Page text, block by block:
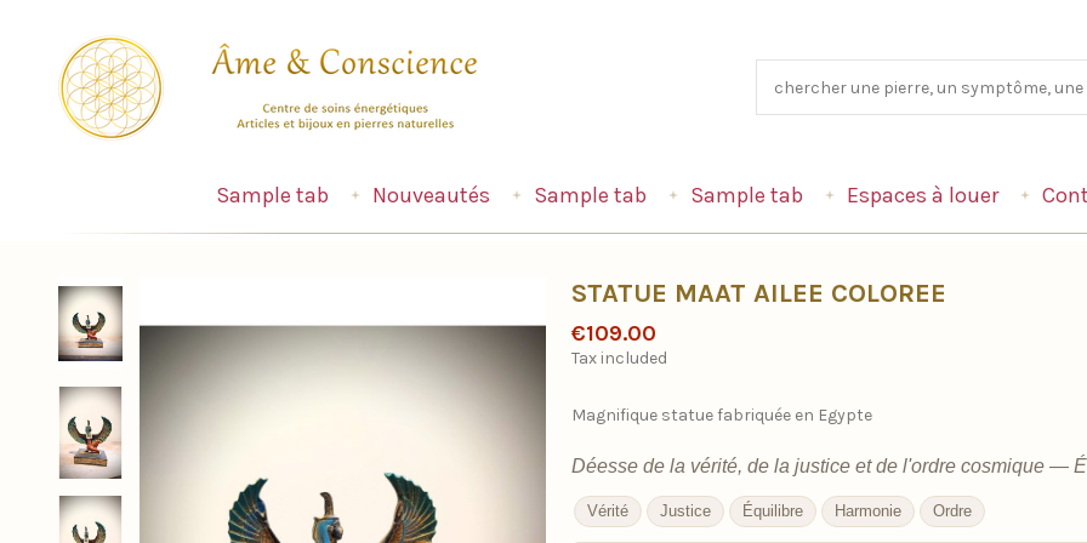
Sample tab Nouveautés Sample tab Sample tab Espaces à louer
STATUE MAAT AILEE COLOREE
€109.00
Tax included
Magnifique statue fabriquée en Egypte
Déesse de la vérité, de la justice et de l'ordre cosmique —
Vérité Justice Équilibre Harmonie Ordre